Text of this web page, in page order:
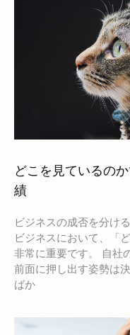
どこを見ているの
績
ビジネスの成否を分け
ビジネスにおいて、「
非常に重要です。 自社
前面に押し出す姿勢は
ばか